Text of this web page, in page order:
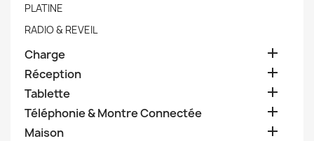
PLATINE
RADIO & REVEIL
Charge 
Réception 
Tablette 
Téléphonie & Montre Connectée 
Maison 